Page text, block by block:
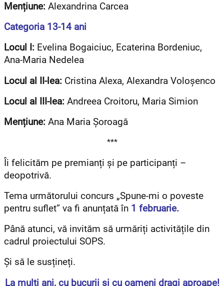
Mențiune: Alexandrina Carcea
Categoria 13-14 ani
Locul I: Evelina Bogaiciuc, Ecaterina Bordeniuc,
Ana-Maria Nedelea
Locul al II-lea: Cristina Alexa, Alexandra Voloșenco
Locul al III-lea: Andreea Croitoru, Maria Simion
Mențiune: Ana Maria Șoroagă
***
Îi felicităm pe premianți și pe participanți –
deopotrivă.
Tema următorului concurs „Spune-mi o poveste
pentru suflet” va fi anunțată în 1 februarie.
Până atunci, vă invităm să urmăriți activitățile din
cadrul proiectului SOPS.
Și să le susțineți.
La mulți ani, cu bucurii și cu oameni dragi aproape!